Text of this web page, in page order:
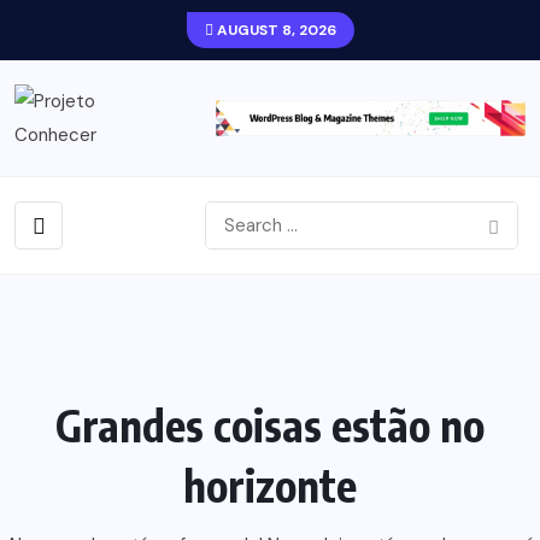
AUGUST 8, 2026
Grandes coisas estão no
horizonte